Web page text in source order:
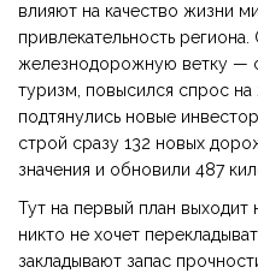
влияют на качество жизни
привлекательность
железнодорожную ветку —
туризм, повысился спрос
подтянулись новые
строй сразу 132 новых
значения и обновили 487
Тут на первый план
никто не хочет
закладывают запас